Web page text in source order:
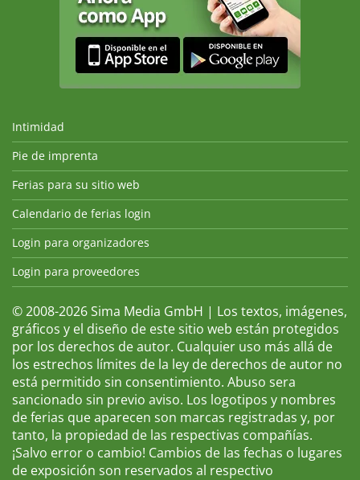
Intimidad
Pie de imprenta
Ferias para su sitio web
Calendario de ferias login
Login para organizadores
Login para proveedores
© 2008-2026 Sima Media GmbH | Los textos, imágenes,
gráficos y el diseño de este sitio web están protegidos
por los derechos de autor. Cualquier uso más allá de
los estrechos límites de la ley de derechos de autor no
está permitido sin consentimiento. Abuso sera
sancionado sin previo aviso. Los logotipos y nombres
de ferias que aparecen son marcas registradas y, por
tanto, la propiedad de las respectivas compañías.
¡Salvo error o cambio! Cambios de las fechas o lugares
de exposición son reservados al respectivo